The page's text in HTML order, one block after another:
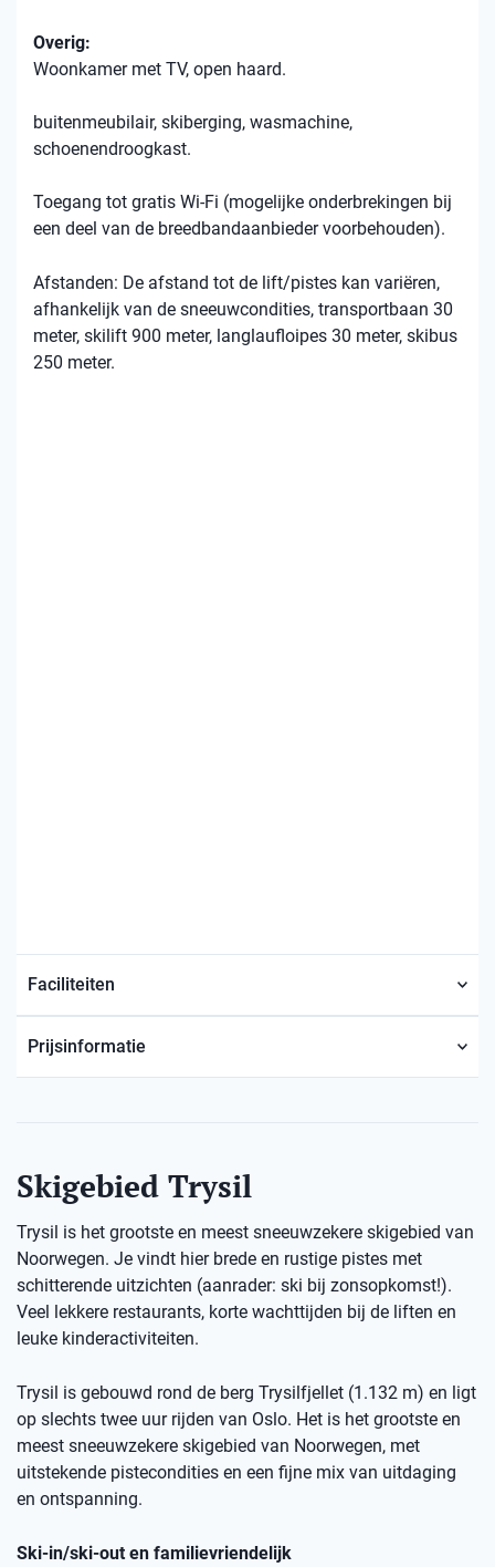
Overig:
Woonkamer met TV, open haard.
buitenmeubilair, skiberging, wasmachine,
schoenendroogkast.
Toegang tot gratis Wi-Fi (mogelijke onderbrekingen bij
een deel van de breedbandaanbieder voorbehouden).
Afstanden: De afstand tot de lift/pistes kan variëren,
afhankelijk van de sneeuwcondities, transportbaan 30
meter, skilift 900 meter, langlaufloipes 30 meter, skibus
250 meter.
Faciliteiten
Prijsinformatie
Skigebied Trysil
Trysil is het grootste en meest sneeuwzekere skigebied van
Noorwegen. Je vindt hier brede en rustige pistes met
schitterende uitzichten (aanrader: ski bij zonsopkomst!).
Veel lekkere restaurants, korte wachttijden bij de liften en
leuke kinderactiviteiten.
Trysil is gebouwd rond de berg Trysilfjellet (1.132 m) en ligt
op slechts twee uur rijden van Oslo. Het is het grootste en
meest sneeuwzekere skigebied van Noorwegen, met
uitstekende pistecondities en een fijne mix van uitdaging
en ontspanning.
Ski-in/ski-out en familievriendelijk